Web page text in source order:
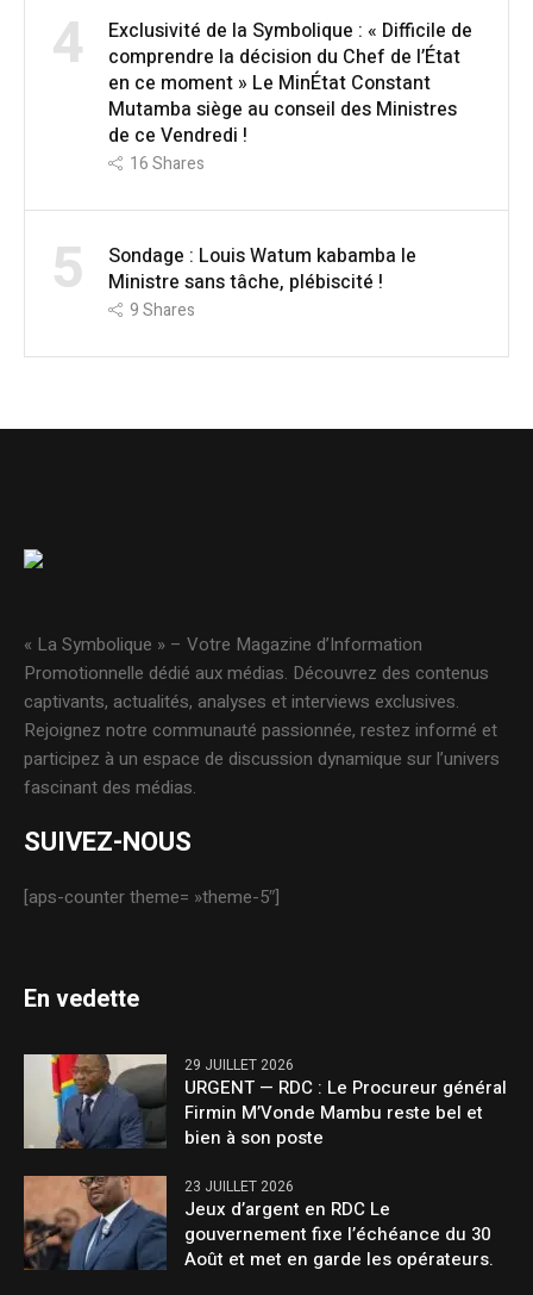
4
Exclusivité de la Symbolique : « Difficile de
comprendre la décision du Chef de l’État
en ce moment » Le MinÉtat Constant
Mutamba siège au conseil des Ministres
de ce Vendredi !
16Shares
5
Sondage : Louis Watum kabamba le
Ministre sans tâche, plébiscité !
9Shares
« La Symbolique » – Votre Magazine d’Information
Promotionnelle dédié aux médias. Découvrez des contenus
captivants, actualités, analyses et interviews exclusives.
Rejoignez notre communauté passionnée, restez informé et
participez à un espace de discussion dynamique sur l’univers
fascinant des médias.
SUIVEZ-NOUS
[aps-counter theme= »theme-5″]
En vedette
29 JUILLET 2026
URGENT — RDC : Le Procureur général
Firmin M’Vonde Mambu reste bel et
bien à son poste
23 JUILLET 2026
Jeux d’argent en RDC Le
gouvernement fixe l’échéance du 30
Août et met en garde les opérateurs.